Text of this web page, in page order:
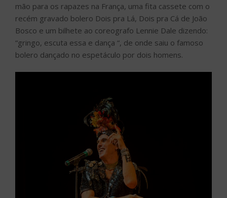
mão para os rapazes na França, uma fita cassete com o
recém gravado bolero Dois pra Lá, Dois pra Cá de João
Bosco e um bilhete ao coreografo Lennie Dale dizendo:
“gringo, escuta essa e dança “, de onde saiu o famoso
bolero dançado no espetáculo por dois homens.